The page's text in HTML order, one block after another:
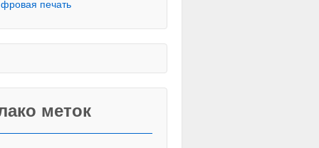
печать
меток